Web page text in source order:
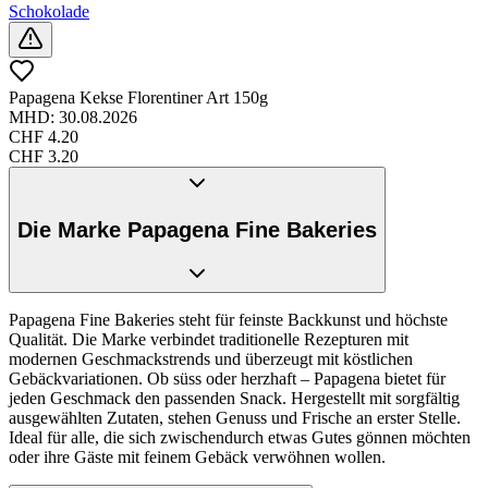
Schokolade
Papagena Kekse Florentiner Art 150g
MHD: 30.08.2026
CHF 4.20
CHF 3.20
Die Marke Papagena Fine Bakeries
Papagena Fine Bakeries steht für feinste Backkunst und höchste
Qualität. Die Marke verbindet traditionelle Rezepturen mit
modernen Geschmackstrends und überzeugt mit köstlichen
Gebäckvariationen. Ob süss oder herzhaft – Papagena bietet für
jeden Geschmack den passenden Snack. Hergestellt mit sorgfältig
ausgewählten Zutaten, stehen Genuss und Frische an erster Stelle.
Ideal für alle, die sich zwischendurch etwas Gutes gönnen möchten
oder ihre Gäste mit feinem Gebäck verwöhnen wollen.